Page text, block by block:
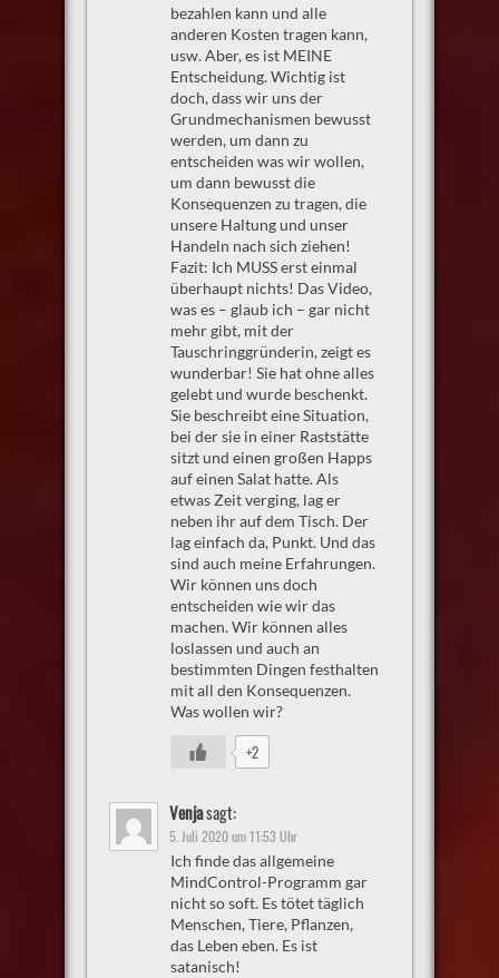
bezahlen kann und alle
anderen Kosten tragen kann,
usw. Aber, es ist MEINE
Entscheidung. Wichtig ist
doch, dass wir uns der
Grundmechanismen bewusst
werden, um dann zu
entscheiden was wir wollen,
um dann bewusst die
Konsequenzen zu tragen, die
unsere Haltung und unser
Handeln nach sich ziehen!
Fazit: Ich MUSS erst einmal
überhaupt nichts! Das Video,
was es – glaub ich – gar nicht
mehr gibt, mit der
Tauschringgründerin, zeigt es
wunderbar! Sie hat ohne alles
gelebt und wurde beschenkt.
Sie beschreibt eine Situation,
bei der sie in einer Raststätte
sitzt und einen großen Happs
auf einen Salat hatte. Als
etwas Zeit verging, lag er
neben ihr auf dem Tisch. Der
lag einfach da, Punkt. Und das
sind auch meine Erfahrungen.
Wir können uns doch
entscheiden wie wir das
machen. Wir können alles
loslassen und auch an
bestimmten Dingen festhalten
mit all den Konsequenzen.
Was wollen wir?
+2
Venjasagt:
5. Juli 2020 um 11:53 Uhr
Ich finde das allgemeine
MindControl-Programm gar
nicht so soft. Es tötet täglich
Menschen, Tiere, Pflanzen,
das Leben eben. Es ist
satanisch!